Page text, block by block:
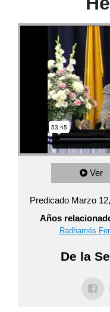
Ver
Predicado Marzo
Años
Radhamés
De la